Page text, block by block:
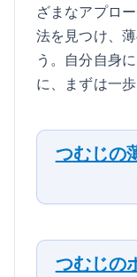
ざまなアプロ
法を見つけ、
う。自分自身
に、まずは一
つむじの
つむじの